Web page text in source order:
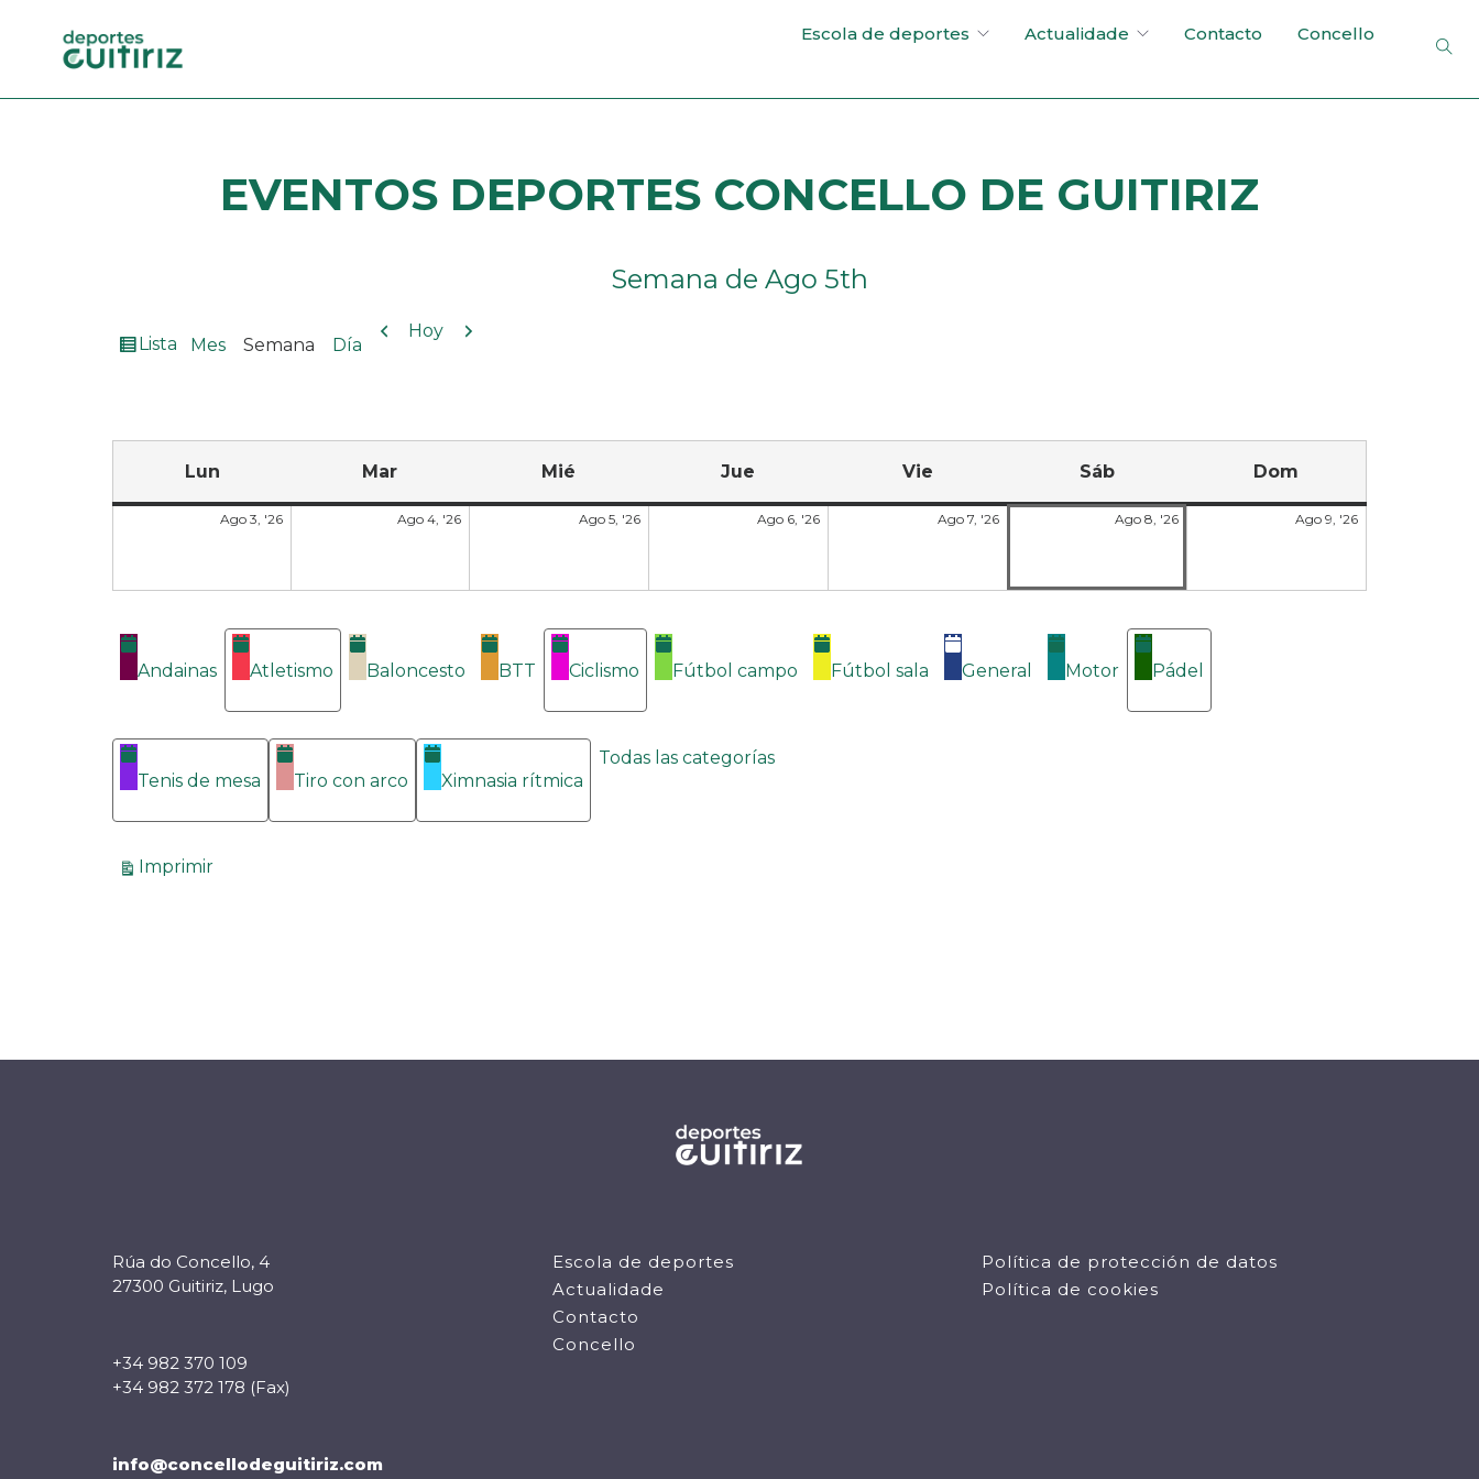
Escola de deportes Actualidade Contacto Concello
EVENTOS DEPORTES CONCELLO DE GUITIRIZ
Semana de Ago 5th
Ver
Lista Mes Semana Día
Anterior
Hoy Siguiente
Lun Mar Mié Jue Vie Sáb Dom
Ago 3, '26 Ago 4, '26 Ago 5, '26 Ago 6, '26 Ago 7, '26 Ago 8, '26 Ago 9, '26
Categorías
Andainas Atletismo Baloncesto BTT Ciclismo Fútbol campo Fútbol sala General Motor Pádel
Tenis de mesa Tiro con arco Ximnasia rítmica
Todas las categorías
ImprimirVistas
Rúa do Concello, 4
27300 Guitiriz, Lugo
+34 982 370 109
+34 982 372 178 (Fax)
info@concellodeguitiriz.com
Escola de deportes
Actualidade
Contacto
Concello
Política de protección de datos
Política de cookies